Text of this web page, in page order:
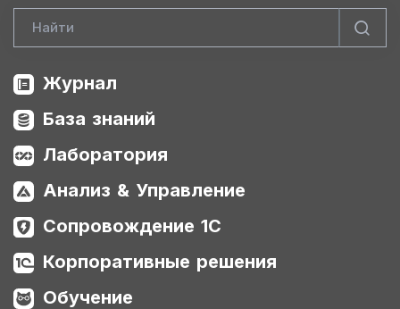
Журнал
База знаний
Лаборатория
Анализ & Управление
Сопровождение 1С
Корпоративные решения
Обучение